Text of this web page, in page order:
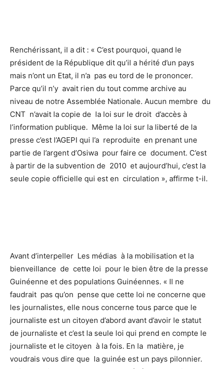
Renchérissant, il a dit : « C’est pourquoi, quand le
président de la République dit qu’il a hérité d’un pays
mais n’ont un Etat, il n’a pas eu tord de le prononcer.
Parce qu’il n’y avait rien du tout comme archive au
niveau de notre Assemblée Nationale. Aucun membre du
CNT n’avait la copie de la loi sur le droit d’accès à
l’information publique. Même la loi sur la liberté de la
presse c’est l’AGEPI qui l’a reproduite en prenant une
partie de l’argent d’Osiwa pour faire ce document. C’est
à partir de la subvention de 2010 et aujourd’hui, c’est la
seule copie officielle qui est en circulation », affirme t-il.
Avant d’interpeller Les médias à la mobilisation et la
bienveillance de cette loi pour le bien être de la presse
Guinéenne et des populations Guinéennes. « Il ne
faudrait pas qu’on pense que cette loi ne concerne que
les journalistes, elle nous concerne tous parce que le
journaliste est un citoyen d’abord avant d’avoir le statut
de journaliste et c’est la seule loi qui prend en compte le
journaliste et le citoyen à la fois. En la matière, je
voudrais vous dire que la guinée est un pays pilonnier.